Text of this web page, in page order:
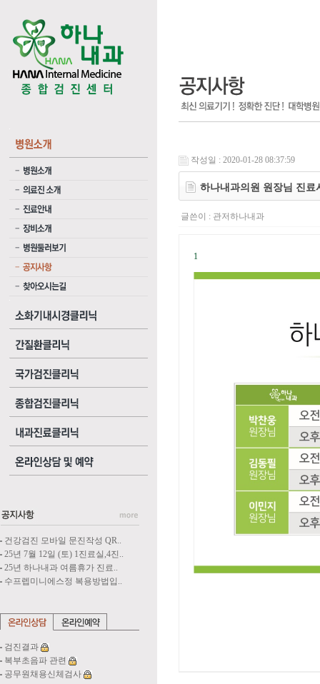
건강검진 모바일 문진작성 QR..
25년 7월 12일 (토) 1진료실,4진..
25년 하나내과 여름휴가 진료..
수프렙미니에스정 복용방법입..
검진결과
복부초음파 관련
공무원채용신체검사
작성일 : 2020-01-28 08:37:59
하나내과의원 원장님 진료
글쓴이 : 관저하나내과
1